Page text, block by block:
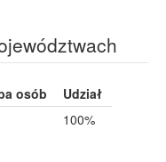
osób
Udział
100%